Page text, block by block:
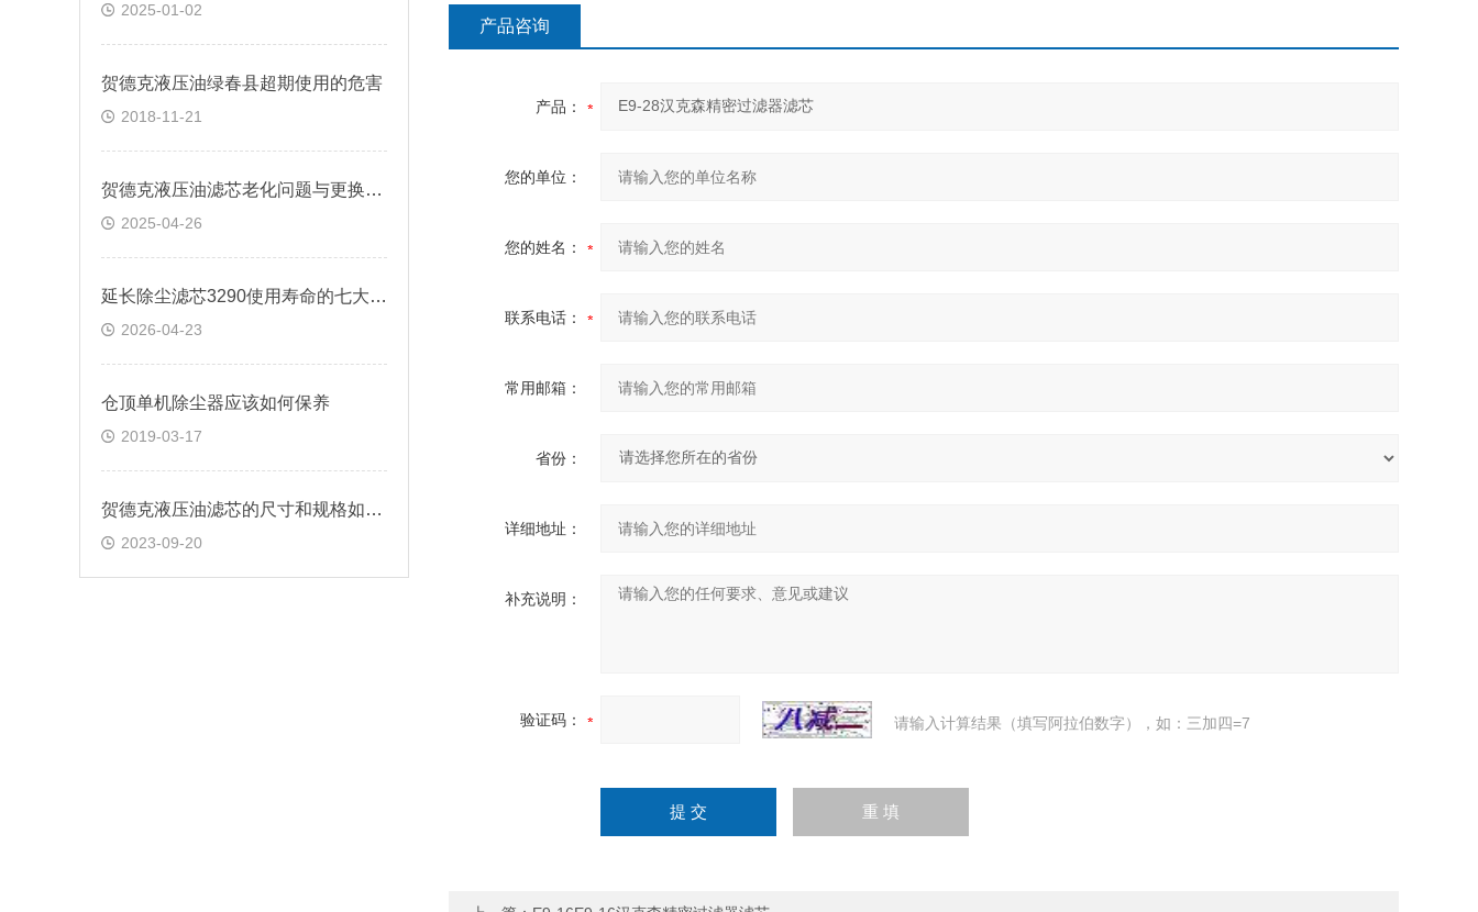
2025-01-02
贺德克液压油绿春县超期使用的危害
2018-11-21
贺德克液压油滤芯老化问题与更换策略
2025-04-26
延长除尘滤芯3290使用寿命的七大技巧
2026-04-23
仓顶单机除尘器应该如何保养
2019-03-17
贺德克液压油滤芯的尺寸和规格如何选择？
2023-09-20
产品咨询
产品：
您的单位：
您的姓名：
联系电话：
常用邮箱：
省份：
详细地址：
补充说明：
验证码： 请输入计算结果（填写阿拉伯数字），如：三加四=7